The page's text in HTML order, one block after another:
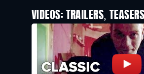
VIDEOS: TRAILERS,